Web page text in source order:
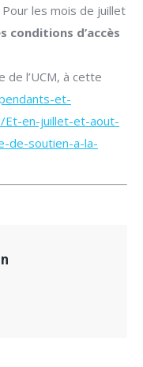
les mois de juillet
conditions d’accès
de l’UCM, à cette
et-
Et-en-juillet-et-aout-
de-soutien-a-la-